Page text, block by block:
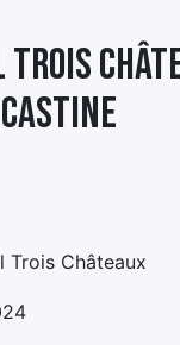
Trois Châteaux
de
menu
Élément
de
menu
de